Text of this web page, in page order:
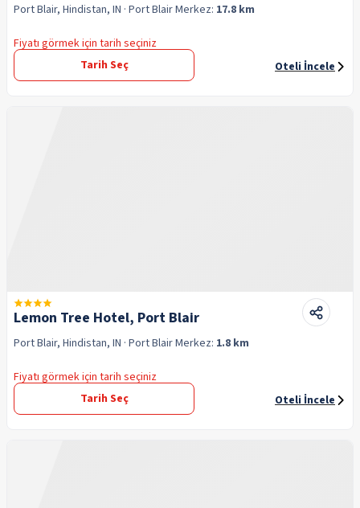
Port Blair, Hindistan, IN · Port BlairMerkez: 17.8 km
Fiyatı görmek için tarih seçiniz
Tarih Seç
Oteli İncele
Lemon Tree Hotel, Port Blair
Port Blair, Hindistan, IN · Port BlairMerkez: 1.8 km
Fiyatı görmek için tarih seçiniz
Tarih Seç
Oteli İncele